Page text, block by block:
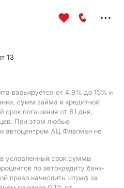
13
варьируется от 4.9% до 15% и
сумм займа и кредитной
погашения от 61 дня,
При этом любые
автоцентром АЦ Флагман не
условленный срок суммы
по автокредиту банк-
право начислить штраф за